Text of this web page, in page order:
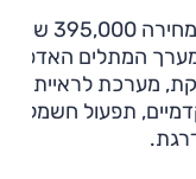
המתלים
תפעול חשמלי